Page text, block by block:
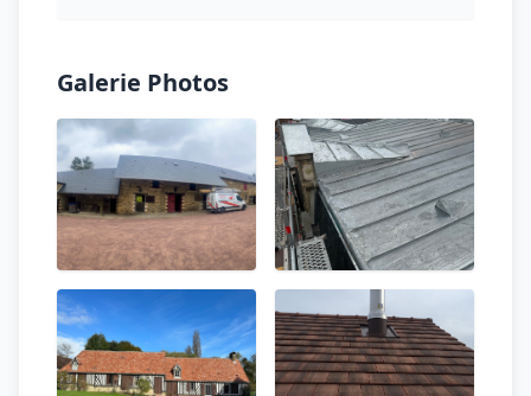
Galerie Photos